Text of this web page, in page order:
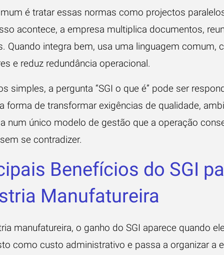
é tratar essas normas como projectos
acontece, a empresa multiplica documentos,
Quando integra bem, usa uma linguagem comum,
e reduz redundância operacional.
simples, a pergunta “SGI o que é” pode ser
forma de transformar exigências de qualidade,
num único modelo de gestão que a operação
se contradizer.
Benefícios do SGI
Manufatureira
manufatureira, o ganho do SGI aparece quando
como custo administrativo e passa a organizar a